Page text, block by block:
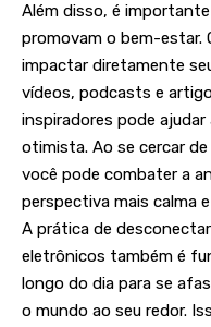
Além disso, é
promovam o bem-estar.
impactar diretamente
vídeos, podcasts e
inspiradores pode
otimista. Ao se cercar
você pode combater a
perspectiva mais calma
A prática de
eletrônicos também é
longo do dia para se
o mundo ao seu redor.